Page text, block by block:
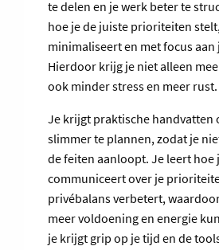
te delen en je werk beter te
hoe je de juiste prioriteiten
minimaliseert en met focus aan
Hierdoor krijg je niet alleen
ook minder stress en meer rust.
Je krijgt praktische handvatten
slimmer te plannen, zodat je
de feiten aanloopt. Je leert hoe
communiceert over je
privébalans verbetert,
meer voldoening en energie
je krijgt grip op je tijd en de